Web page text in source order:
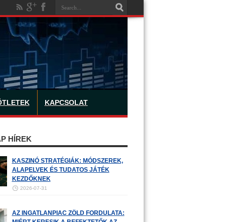
KAPCSOLAT
HÍREK
KASZINÓ STRATÉGIÁK: MÓDSZEREK,
ALAPELVEK ÉS TUDATOS JÁTÉK
KEZDŐKNEK
2026-07-31
AZ INGATLANPIAC ZÖLD FORDULATA: